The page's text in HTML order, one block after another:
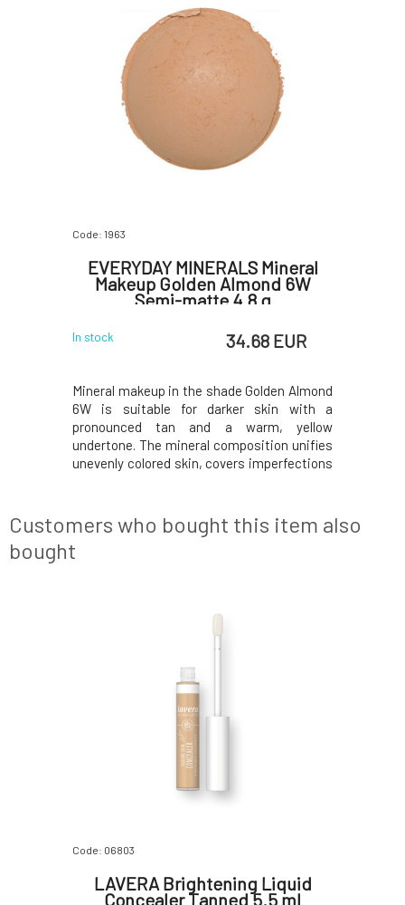
Code: 1963
EVERYDAY MINERALS Mineral
Makeup Golden Almond 6W
Semi-matte 4.8 g
In stock 34.68 EUR
Mineral makeup in the shade Golden Almond
6W is suitable for darker skin with a
pronounced tan and a warm, yellow
undertone. The mineral composition unifies
unevenly colored skin, covers imperfections
the makeup allows the skin to breathe freely
while na
Customers who bought this item also
bought
Code: 06803
LAVERA Brightening Liquid
Concealer Tanned 5.5 ml